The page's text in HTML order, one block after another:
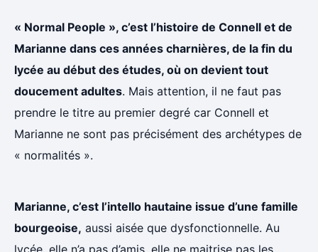
« Normal People », c’est l’histoire de Connell et de
Marianne dans ces années charnières, de la fin du
lycée au début des études, où on devient tout
doucement adultes. Mais attention, il ne faut pas
prendre le titre au premier degré car Connell et
Marianne ne sont pas précisément des archétypes de
« normalités ».
Marianne, c’est l’intello hautaine issue d’une famille
bourgeoise, aussi aisée que dysfonctionnelle. Au
lycée, elle n’a pas d’amis, elle ne maitrise pas les